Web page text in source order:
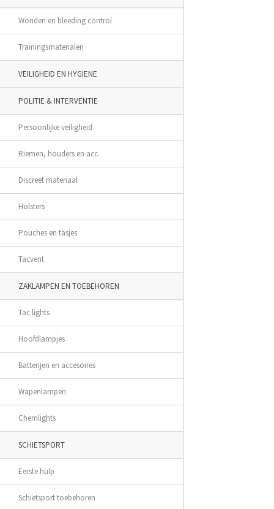
Wonden en bleeding control
Trainingsmaterialen
VEILIGHEID EN HYGIENE
POLITIE & INTERVENTIE
Persoonlijke veiligheid
Riemen, houders en acc.
Discreet materiaal
Holsters
Pouches en tasjes
Tacvent
ZAKLAMPEN EN TOEBEHOREN
Tac lights
Hoofdlampjes
Batterijen en accesoires
Wapenlampen
Chemlights
SCHIETSPORT
Eerste hulp
Schietsport toebehoren